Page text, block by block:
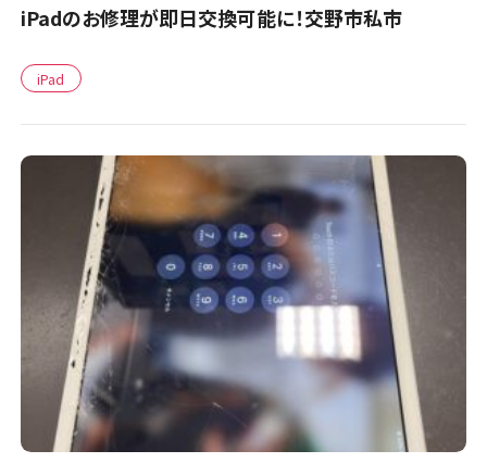
iPadのお修理が即日交換可能に！交野市私市
iPad